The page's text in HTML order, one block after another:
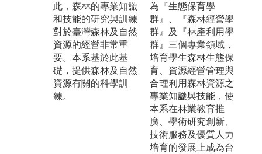
此，森林的專業知識
和技能的研究與訓練
對於臺灣森林及自然
資源的經營非常重
要。本系基於此基
礎，提供森林及自然
資源有關的科學訓
練。
為『生態保育學
群』、『森林經營學
群』及『林產利用學
群』三個專業領域，
培育學生森林生態保
育、資源經營管理與
合理利用森林資源之
專業知識與技能，使
本系在林業教育推
廣、學術研究創新、
技術服務及優質人力
培育的發展上成為台